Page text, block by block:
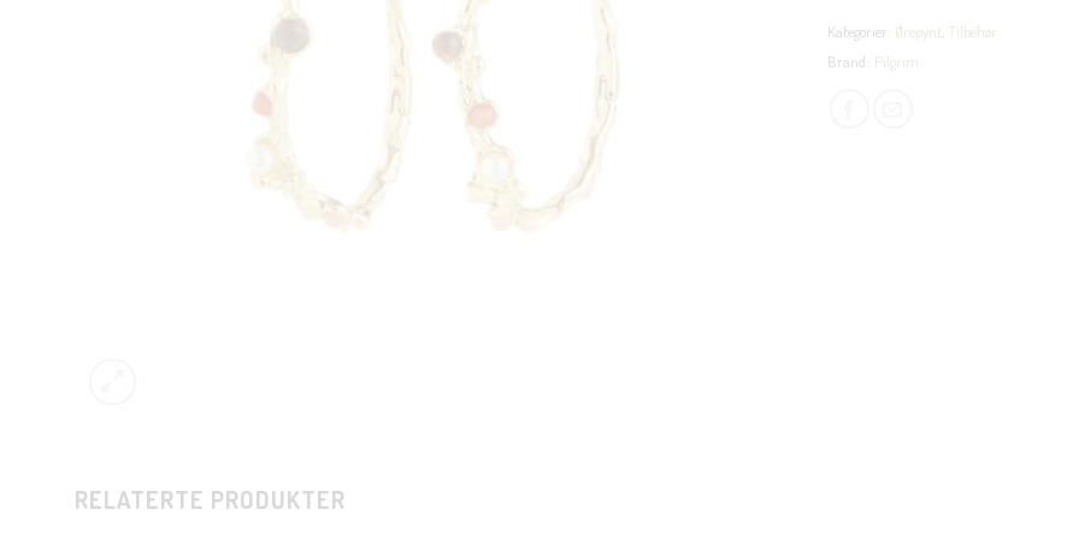
Kategorier: Ørepynt Tilbehør
Brand: Pilgrim
RELATERTE PRODUKTER